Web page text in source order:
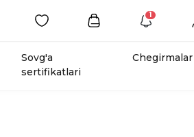
1
Sovg'a
sertifikatlari
Chegirmalar